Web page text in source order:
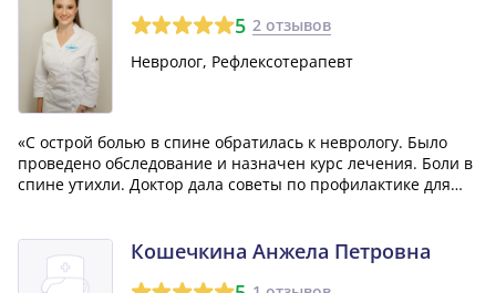
5 2 отзывов
Невролог, Рефлексотерапевт
«С острой болью в спине обратилась к неврологу. Было
проведено обследование и назначен курс лечения. Боли в
спине утихли. Доктор дала советы по профилактике для
Кошечкина Анжела Петровна